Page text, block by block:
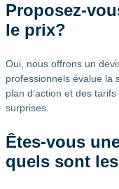
Proposez-
le prix?
Oui, nous offrons un
professionnels évalue la
plan d’action et des
surprises.
Êtes-vous
quels sont